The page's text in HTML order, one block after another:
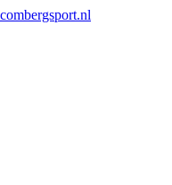
bergsport.nl